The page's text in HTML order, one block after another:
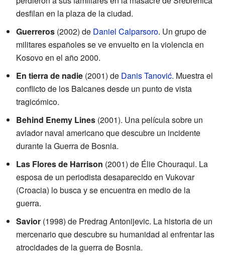
desfilan en la plaza de la ciudad.
Guerreros (2002) de Daniel Calparsoro. Un grupo de
militares españoles se ve envuelto en la violencia en
Kosovo en el año 2000.
En tierra de nadie (2001) de Danis Tanović. Muestra el
conflicto de los Balcanes desde un punto de vista
tragicómico.
Behind Enemy Lines (2001). Una película sobre un
aviador naval americano que descubre un incidente
durante la Guerra de Bosnia.
Las Flores de Harrison (2001) de Élie Chouraqui. La
esposa de un periodista desaparecido en Vukovar
(Croacia) lo busca y se encuentra en medio de la
guerra.
Savior (1998) de Predrag Antonijevic. La historia de un
mercenario que descubre su humanidad al enfrentar las
atrocidades de la guerra de Bosnia.